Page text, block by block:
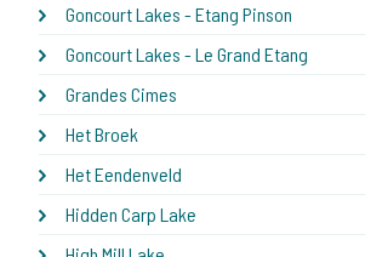
Goncourt Lakes - Etang Pinson
Goncourt Lakes - Le Grand Etang
Grandes Cimes
Het Broek
Het Eendenveld
Hidden Carp Lake